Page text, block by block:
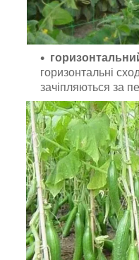
горизонтальні
зачіпляються за